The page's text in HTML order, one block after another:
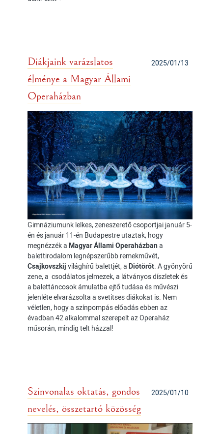
2025/01/13
Diákjaink varázslatos
élménye a Magyar Állami
Operaházban
Gimnáziumunk lelkes, zeneszerető csoportjai január 5-
én és január 11-én Budapestre utaztak, hogy
megnézzék a Magyar Állami Operaházban a
balettirodalom legnépszerűbb remekművét,
Csajkovszkij világhírű balettjét, a Diótörőt . A gyönyörű
zene, a csodálatos jelmezek, a látványos díszletek és
a balettáncosok ámulatba ejtő tudása és művészi
jelenléte elvarázsolta a svetitses diákokat is. Nem
véletlen, hogy a színpompás előadás ebben az
évadban 42 alkalommal szerepelt az Operaház
műsorán, mindig telt házzal!
2025/01/10
Színvonalas oktatás, gondos
nevelés, összetartó közösség